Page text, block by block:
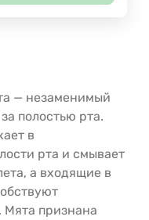
— незаменимый
полостью рта.
в
рта и смывает
а входящие в
Мята признана